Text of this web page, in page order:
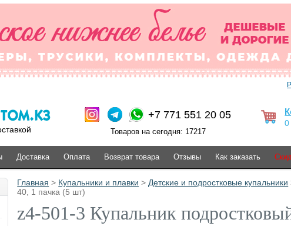
+7 771 551 20 05
Товаров на сегодня: 17217
0
Доставка Оплата Возврат товара Отзывы Как заказать
Главная > Купальники и плавки > Детские и подростковые купальники
40, 1 пачка (5 шт)
z4-501-3 Купальник